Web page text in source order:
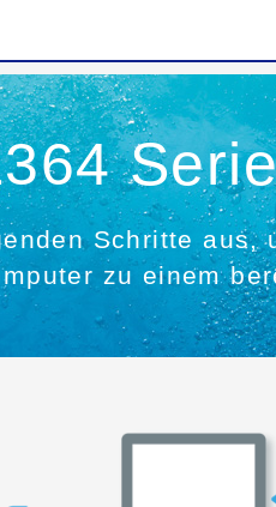
Schritte
zu einem